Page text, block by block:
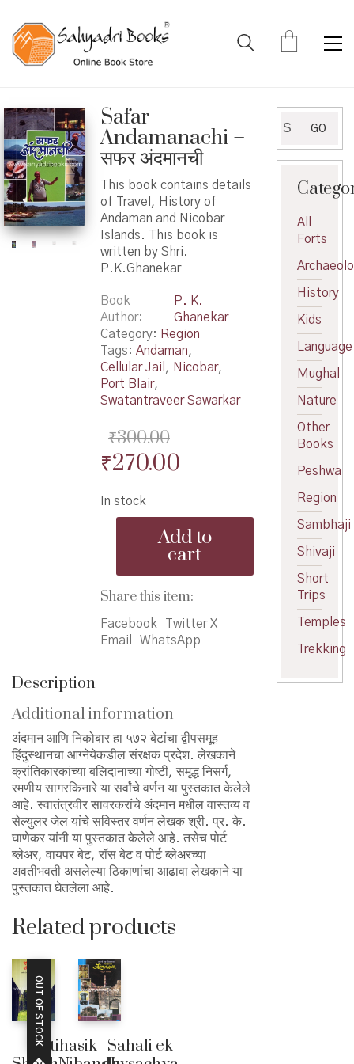
Safar
Andamanachi –
सफर अंदमानची
This book contains details
of Travel, History of
Andaman and Nicobar
Islands. This book is
written by Shri.
P.K.Ghanekar
Book
Author
P. K.
Ghanekar
Category: Region
Tags: Andaman,
Cellular Jail , Nicobar,
Port Blair,
Swatantraveer Sawarkar
₹300.00
Original
was:
₹300.00.
₹270.00Current
is:
₹270.00.
In stock
Andamanachi
सफर
अंदमानची
Add to
cart
Share this item:
Facebook
Twitter X
Email
WhatsApp
Description
Additional information
अंदमान आणि निकोबार हा ५७२ बेटांचा द्वीपसमूह
हिंदुस्थानचा आग्नेयेकडील संरक्षक प्रदेश. लेखकाने
क्रांतिकारकांच्या बलिदानाच्या गोष्टी, समृद्ध निसर्ग,
रमणीय सागरकिनारे या सर्वांचे वर्णन या पुस्तकात केलेले
आहे. स्वातंत्रवीर सावरकरांचे अंदमान मधील वास्तव्य व
सेल्युलर जेल यांचे सविस्तर वर्णन लेखक श्री. प्र. के.
घाणेकर यांनी या पुस्तकात केलेले आहे. तसेच पोर्ट
ब्लेअर, वायपर बेट, रॉस बेट व पोर्ट ब्लेअरच्या
अवतीभवती असलेल्या ठिकाणांचा आढावा लेखकाने या
पुस्तकात घेतलेला आहे.
Related products
OUT OF STOCK
Aitihasik Sahali ek
for:
GO
All
Forts
History
Kids
Language
Mughal
Nature
Other
Books
Peshwa
Region
Sambhaji
Shivaji
Short
Trips
Temples
Trekking